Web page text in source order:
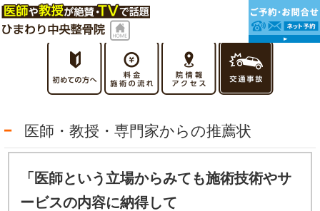
医師・教授・専門家からの推薦状
「医師という立場からみても施術技術やサ
ービスの内容に納得して